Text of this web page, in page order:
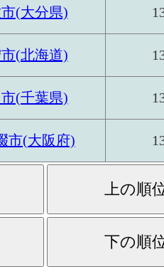
年
488[
2,793[
、
18,642[
25,605[
：印刷・同関連業 の
所の数
：印刷・同関連業
数
万円](2016)：印刷・
遣受入者に係る人材
電力使用等額[百万円
間原材料使用額
万円](2016)
：印刷
(大分県)
(北海道)
(千葉県)
市(大阪府)